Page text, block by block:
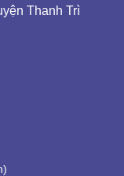
Thanh Trì